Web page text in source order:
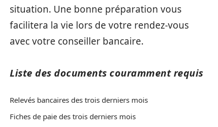
situation. Une bonne préparation vous
facilitera la vie lors de votre rendez-vous
avec votre conseiller bancaire.
Liste des documents couramment requis
Relevés bancaires des trois derniers mois
Fiches de paie des trois derniers mois